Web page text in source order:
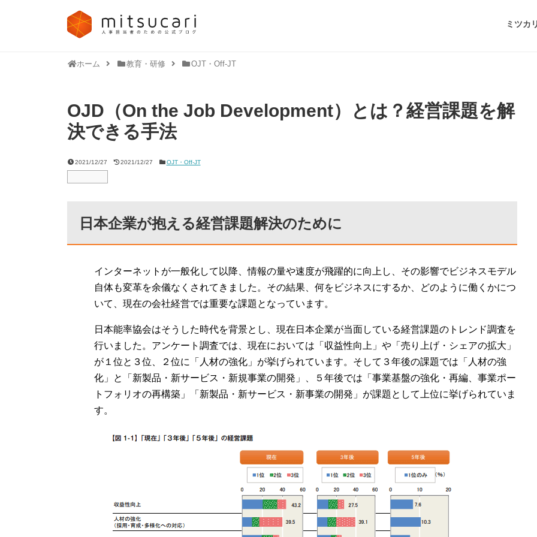
ミツカ
ホーム 教育・研修 OJT・Off-JT
OJD（On the Job Development）とは？経営課題を解
決できる手法
2021/12/27 2021/12/27 OJT・Off-JT
日本企業が抱える経営課題解決のために
インターネットが一般化して以降、情報の量や速度が飛躍的に向上し、その影響でビジネスモデル
自体も変革を余儀なくされてきました。その結果、何をビジネスにするか、どのように働くかにつ
いて、現在の会社経営では重要な課題となっています。
日本能率協会はそうした時代を背景とし、現在日本企業が当面している経営課題のトレンド調査を
行いました。アンケート調査では、現在においては「収益性向上」や「売り上げ・シェアの拡大」
が１位と３位、２位に「人材の強化」が挙げられています。そして３年後の課題では「人材の強
化」と「新製品・新サービス・新規事業の開発」、５年後では「事業基盤の強化・再編、事業ポー
トフォリオの再構築」「新製品・新サービス・新事業の開発」が課題として上位に挙げられていま
す。